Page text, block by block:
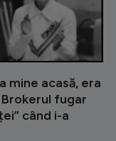
mine acasă, era
fugar
când i-a